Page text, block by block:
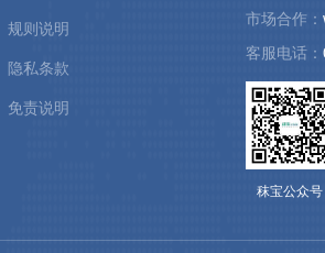
规则说明
隐私条款
免责说明
市场合作：
客服电话：
秣宝公众号